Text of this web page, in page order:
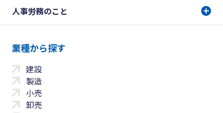
人事労務のこと
業種から探す
建設
製造
小売
卸売